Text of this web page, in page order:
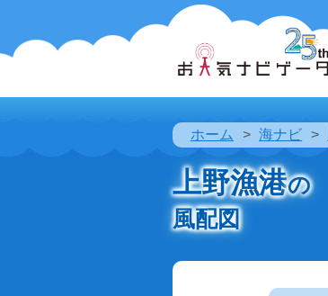
ホーム 海ナビ
上野漁港の
風配図